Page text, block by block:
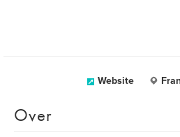
Website
Over